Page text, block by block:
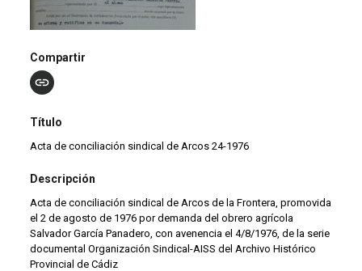
Compartir
Título
Acta de conciliación sindical de Arcos 24-1976
Descripción
Acta de conciliación sindical de Arcos de la Frontera, promovida
el 2 de agosto de 1976 por demanda del obrero agrícola
Salvador García Panadero, con avenencia el 4/8/1976, de la serie
documental Organización Sindical-AISS del Archivo Histórico
Provincial de Cádiz